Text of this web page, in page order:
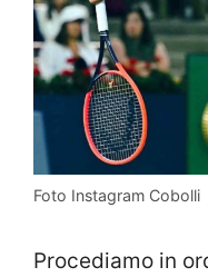
Foto Instagram Cobolli
Procediamo in